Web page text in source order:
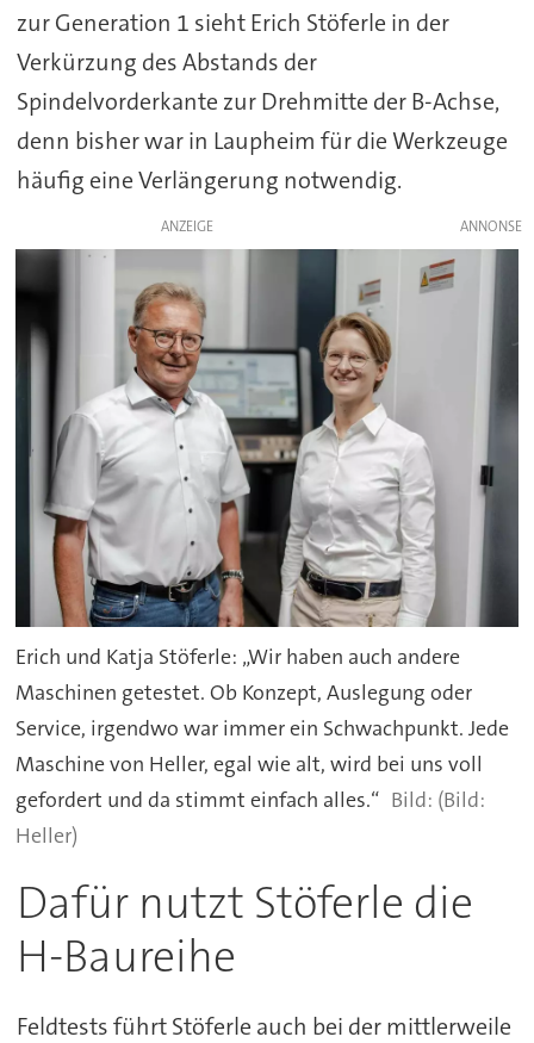
zur Generation 1 sieht Erich Stöferle in der
Verkürzung des Abstands der
Spindelvorderkante zur Drehmitte der B-Achse,
denn bisher war in Laupheim für die Werkzeuge
häufig eine Verlängerung notwendig.
ANZEIGE
Erich und Katja Stöferle: „Wir haben auch andere
Maschinen getestet. Ob Konzept, Auslegung oder
Service, irgendwo war immer ein Schwachpunkt. Jede
Maschine von Heller, egal wie alt, wird bei uns voll
gefordert und da stimmt einfach alles.“
(Bild:
Heller)
Dafür nutzt Stöferle die
H-Baureihe
Feldtests führt Stöferle auch bei der mittlerweile